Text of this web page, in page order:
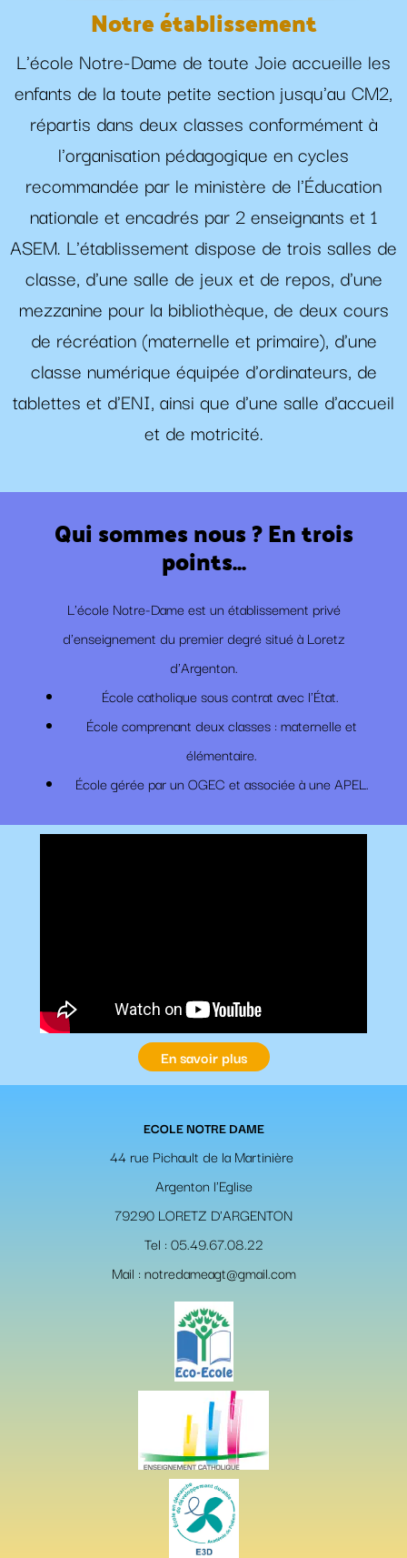
Notre établissement
L'école Notre-Dame de toute Joie accueille les
enfants de la toute petite section jusqu'au CM2,
répartis dans deux classes conformément à
l'organisation pédagogique en cycles
recommandée par le ministère de l'Éducation
nationale et encadrés par 2 enseignants et 1
ASEM. L'établissement dispose de trois salles de
classe, d'une salle de jeux et de repos, d'une
mezzanine pour la bibliothèque, de deux cours
de récréation (maternelle et primaire), d'une
classe numérique équipée d'ordinateurs, de
tablettes et d'ENI, ainsi que d'une salle d'accueil
et de motricité.
Qui sommes nous ? En trois
points...
L'école Notre-Dame est un établissement privé
d'enseignement du premier degré situé à Loretz
d'Argenton.
École catholique sous contrat avec l'État.
École comprenant deux classes : maternelle et
élémentaire.
École gérée par un OGEC et associée à une APEL.
En savoir plus
ECOLE NOTRE DAME
44 rue Pichault de la Martinière
Argenton l'Eglise
79290 LORETZ D'ARGENTON
Tel : 05.49.67.08.22
Mail : notredameagt@gmail.com